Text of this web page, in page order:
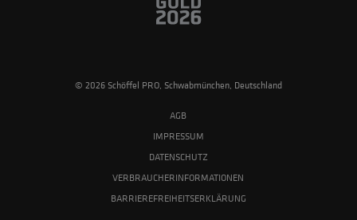
© 2026 Schöffel PRO, Schwabmünchen, Deutschland
AGB
IMPRESSUM
DATENSCHUTZ
VERBRAUCHERINFORMATIONEN
BARRIEREFREIHEITSERKLÄRUNG